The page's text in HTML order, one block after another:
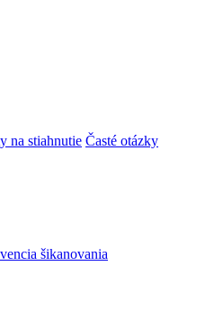
na stiahnutie Časté otázky
šikanovania